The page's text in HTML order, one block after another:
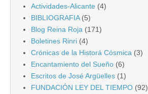
Actividades-Alicante (4)
BIBLIOGRAFIA(5)
Blog Reina Roja (171)
Boletines Rinri (4)
Crónicas de la Historá Cósmica (3)
Encantamiento del Sueño (6)
Escritos de José Argüelles (1)
FUNDACIÓN LEY DEL TIEMPO (92)